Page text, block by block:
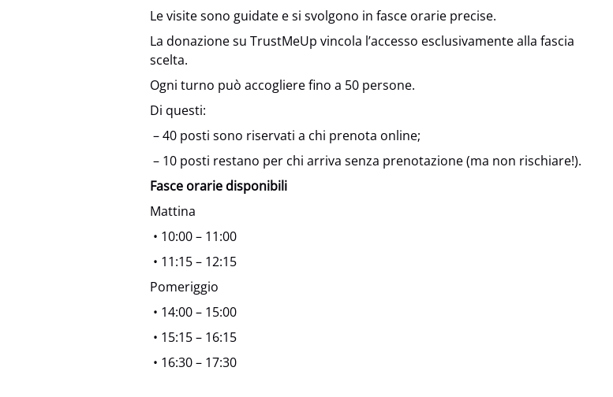
Le visite sono guidate e si svolgono in fasce orarie precise.
La donazione su TrustMeUp vincola l’accesso esclusivamente alla fascia
scelta.
Ogni turno può accogliere fino a 50 persone.
Di questi:
– 40 posti sono riservati a chi prenota online;
– 10 posti restano per chi arriva senza prenotazione (ma non rischiare!).
Fasce orarie disponibili
Mattina
• 10:00 – 11:00
• 11:15 – 12:15
Pomeriggio
• 14:00 – 15:00
• 15:15 – 16:15
• 16:30 – 17:30